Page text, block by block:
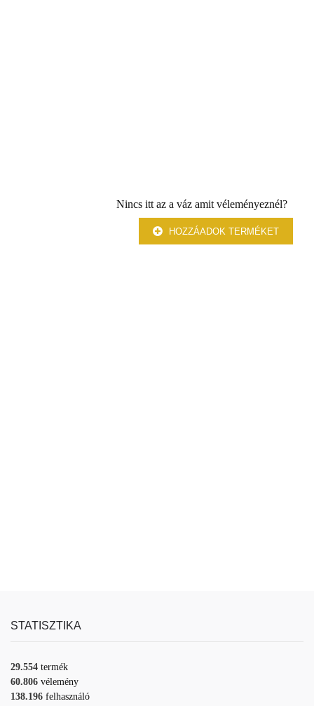
Nincs itt az a váz amit véleményeznél?
HOZZÁADOK TERMÉKET
STATISZTIKA
29.554 termék
60.806 vélemény
138.196 felhasználó